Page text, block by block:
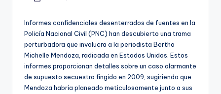
Informes confidenciales desenterrados de fuentes en la
Policía Nacional Civil (PNC) han descubierto una trama
perturbadora que involucra a la periodista Bertha
Michelle Mendoza, radicada en Estados Unidos. Estos
informes proporcionan detalles sobre un caso alarmante
de supuesto secuestro fingido en 2009, sugiriendo que
Mendoza habría planeado meticulosamente junto a sus